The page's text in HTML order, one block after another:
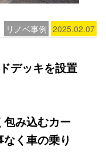
リノベ事例 2025.02.07
デッキを設置
み込むカー
く車の乗り